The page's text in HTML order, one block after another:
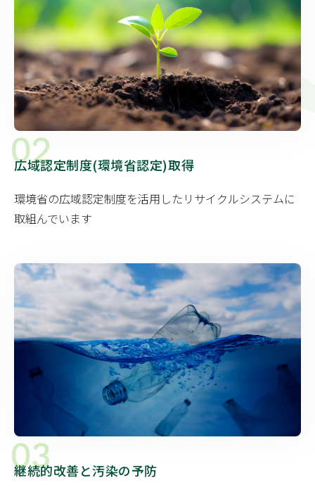
02
広域認定制度(環境省認定)取得
環境省の広域認定制度を活用したリサイクルシステムに
取組んでいます
03
継続的改善と汚染の予防